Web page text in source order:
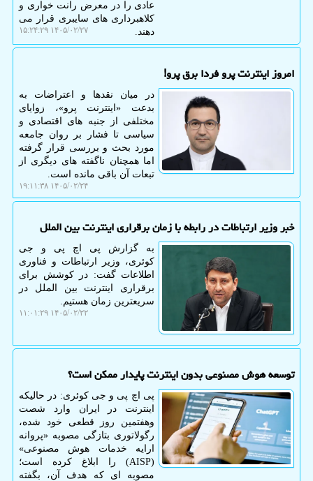
عادی را در معرض رانت خواری و
کلاهبرداری های سایبری قرار می
دهند.
۱۴۰۵/۰۲/۲۷ ۱۵:۲۴:۲۹
امروز اینترنت پرو فردا برق پرو!
در میان نقدها و اعتراضات به
بدعت «اینترنت پرو»، زوایای
مختلفی از جنبه های اقتصادی و
سیاسی تا فشار بر روان جامعه
مورد بحث و بررسی قرار گرفته
اما همچنان ناگفته های دیگری از
تبعات آن باقی مانده است.
۱۴۰۵/۰۲/۲۴ ۱۹:۱۱:۳۸
خبر وزیر ارتباطات در رابطه با زمان برقراری اینترنت بین الملل
به گزارش پی اچ پی و جی
کوئری، وزیر ارتباطات و فناوری
اطلاعات گفت: در کوشش برای
برقراری اینترنت بین الملل در
سریعترین زمان هستیم.
۱۴۰۵/۰۲/۲۲ ۱۱:۰۱:۲۹
توسعه هوش مصنوعی بدون اینترنت پایدار ممکن است؟
پی اچ پی و جی کوئری: در حالیکه
اینترنت در ایران وارد شصت
وهفتمین روز قطعی خود شده،
رگولاتوری بتازگی مصوبه «پروانه
ارایه خدمات هوش مصنوعی»
(AISP) را ابلاغ کرده است؛
مصوبه ای که هدف آن، بگفته